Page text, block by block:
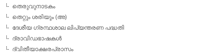
തെരുവുനാടകം
തെറ്റും ശരിയും (അ)
ദേശീയ ഗ്രന്ഥശാല ലിപ്യന്തരണ പദ്ധതി
ദ്രാവിഡഭാഷകള്‍
ദ്വിതീയാക്ഷരപ്രാസം